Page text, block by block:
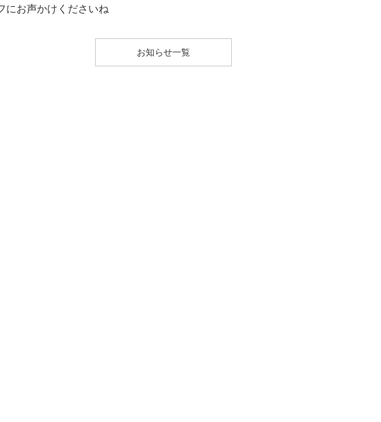
にお声かけくださいね
お知らせ一覧